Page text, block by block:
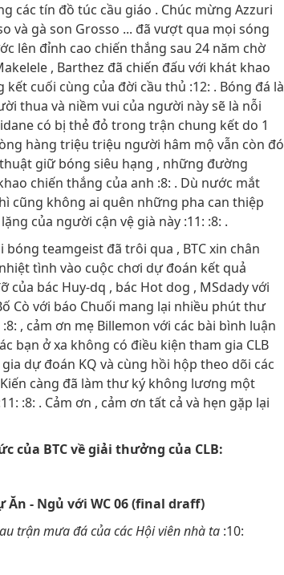
các tín đồ túc cầu giáo . Chúc mừng Azzuri
và gà son Grosso ... đã vượt qua mọi sóng
lên đỉnh cao chiến thắng sau 24 năm chờ
, Barthez đã chiến đấu với khát khao
cuối cùng của đời cầu thủ :12: . Bóng đá là
thua và niềm vui của người này sẽ là nỗi
có bị thẻ đỏ trong trận chung kết do 1
hàng triệu triệu người hâm mộ vẫn còn đó
giữ bóng siêu hạng , những đường
chiến thắng của anh :8: . Dù nước mắt
cũng không ai quên những pha can thiệp
của người cận vệ già này :11: :8: .
teamgeist đã trôi qua , BTC xin chân
tình vào cuộc chơi dự đoán kết quả
của bác Huy-dq , bác Hot dog , MSdady với
Cò với báo Chuối mang lại nhiều phút thư
, cảm ơn mẹ Billemon với các bài bình luận
bạn ở xa không có điều kiện tham gia CLB
dự đoán KQ và cùng hồi hộp theo dõi các
càng đã làm thư ký không lương một
:8: . Cảm ơn , cảm ơn tất cả và hẹn gặp lại
của BTC về giải thưởng của CLB:
Ăn - Ngủ với WC 06 (final draff)
trận mưa đá của các Hội viên nhà ta :10: